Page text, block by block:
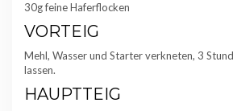
30g feine Haferflocken
VORTEIG
Mehl, Wasser und Starter verkneten, 3
lassen.
HAUPTTEIG